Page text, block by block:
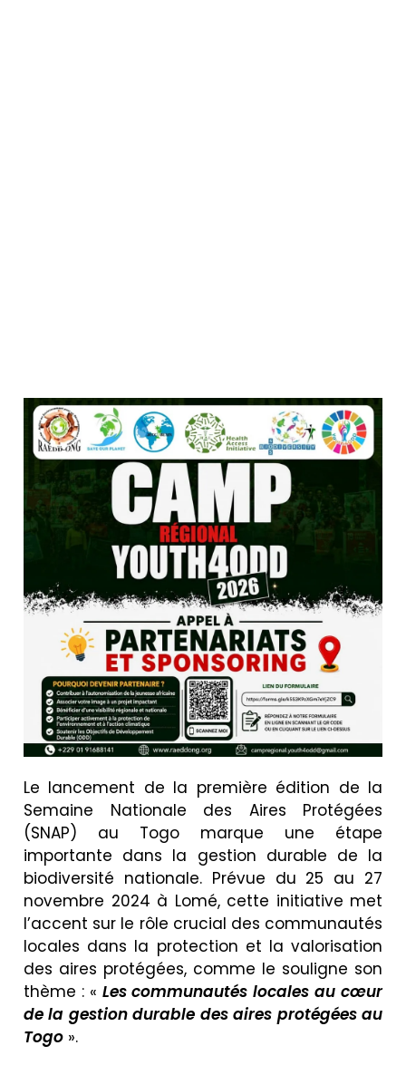
Le lancement de la première édition de la
Semaine Nationale des Aires Protégées
(SNAP) au Togo marque une étape
importante dans la gestion durable de la
biodiversité nationale. Prévue du 25 au 27
novembre 2024 à Lomé, cette initiative met
l’accent sur le rôle crucial des communautés
locales dans la protection et la valorisation
des aires protégées, comme le souligne son
thème : « Les communautés locales au cœur
de la gestion durable des aires protégées au
Togo ».